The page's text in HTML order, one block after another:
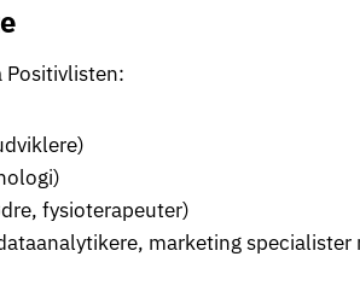
fysioterapeuter)
marketing specialister